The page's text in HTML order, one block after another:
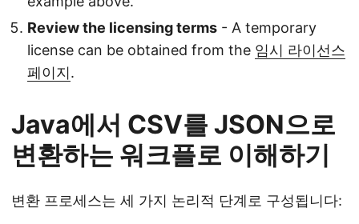
Review the licensing terms - A temporary
license can be obtained from the 임시 라이선스
페이지.
Java에서 CSV를 JSON으로
변환하는 워크플로 이해하기
변환 프로세스는 세 가지 논리적 단계로 구성됩니다: